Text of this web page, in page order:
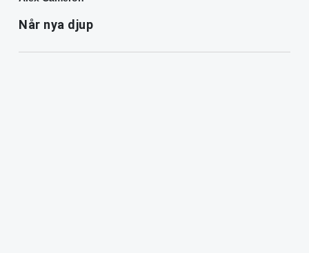
Når nya djup